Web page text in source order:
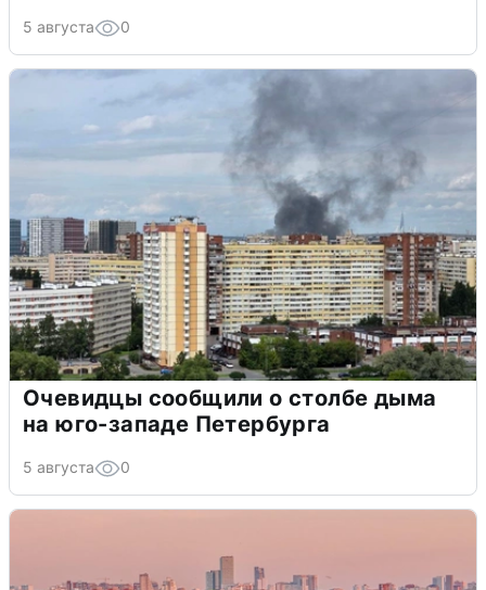
5 августа 0
Очевидцы сообщили о столбе дыма
на юго-западе Петербурга
5 августа 0